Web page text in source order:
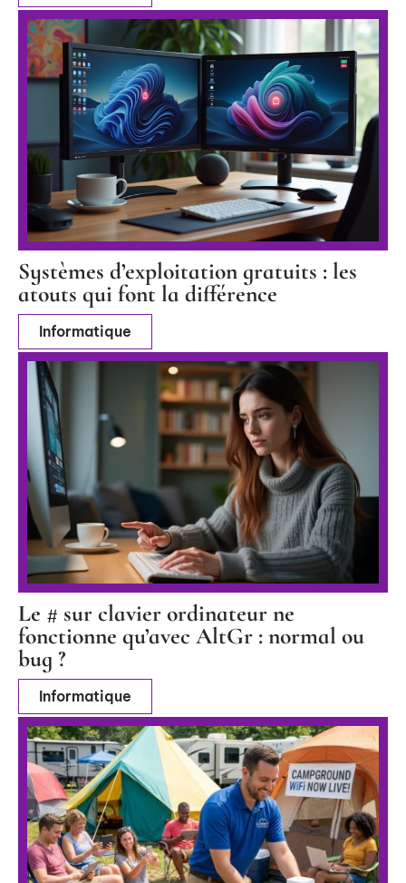
Systèmes d’exploitation gratuits : les
atouts qui font la différence
Informatique
Le # sur clavier ordinateur ne
fonctionne qu’avec AltGr : normal ou
bug ?
Informatique